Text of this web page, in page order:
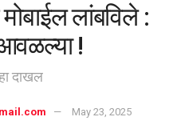
लांबविले :
!
दाखल
May 23, 2025